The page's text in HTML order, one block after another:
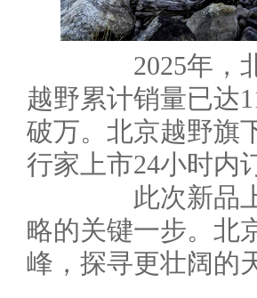
2025年，北京
越野累计销量已达
破万。北京越野旗
行家上市24小时内
此次新品上市
略的关键一步。北
峰，探寻更壮阔的